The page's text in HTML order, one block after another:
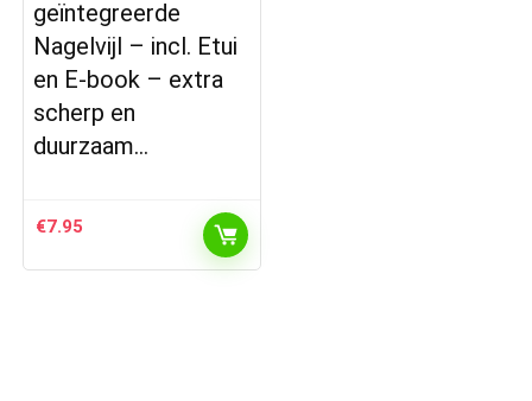
geïntegreerde
Nagelvijl – incl. Etui
en E-book – extra
scherp en
duurzaam…
€7.95